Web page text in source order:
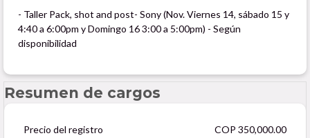
- Taller Pack, shot and post- Sony (Nov. Viernes 14, sábado 15 y
4:40 a 6:00pm y Domingo 16 3:00 a 5:00pm) - Según
disponibilidad
Resumen de cargos
Precio del registro COP 350,000.00